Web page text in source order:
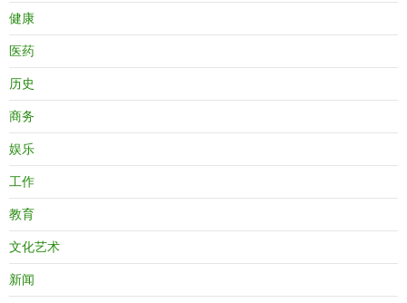
健康
医药
历史
商务
娱乐
工作
教育
文化艺术
新闻